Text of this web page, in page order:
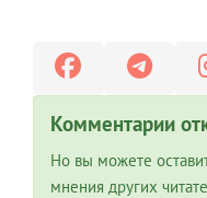
Комментарии
Но вы можете
мнения других